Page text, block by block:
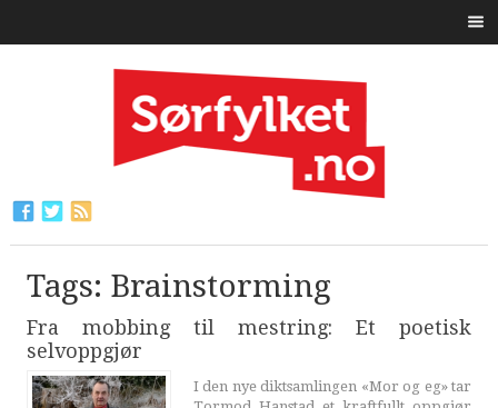
Tags: Brainstorming
Fra mobbing til mestring: Et poetisk
selvoppgjør
I den nye diktsamlingen «Mor og eg» tar